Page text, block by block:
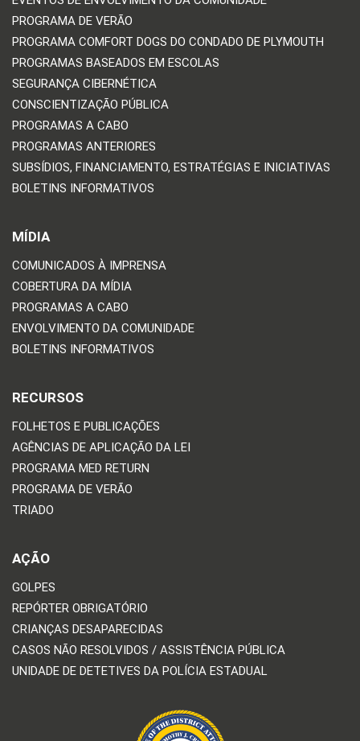
PROGRAMA DE VERÃO
PROGRAMA COMFORT DOGS DO CONDADO DE PLYMOUTH
PROGRAMAS BASEADOS EM ESCOLAS
SEGURANÇA CIBERNÉTICA
CONSCIENTIZAÇÃO PÚBLICA
PROGRAMAS A CABO
PROGRAMAS ANTERIORES
SUBSÍDIOS, FINANCIAMENTO, ESTRATÉGIAS E INICIATIVAS
BOLETINS INFORMATIVOS
MÍDIA
COMUNICADOS À IMPRENSA
COBERTURA DA MÍDIA
PROGRAMAS A CABO
ENVOLVIMENTO DA COMUNIDADE
BOLETINS INFORMATIVOS
RECURSOS
FOLHETOS E PUBLICAÇÕES
AGÊNCIAS DE APLICAÇÃO DA LEI
PROGRAMA MED RETURN
PROGRAMA DE VERÃO
TRIADO
AÇÃO
GOLPES
REPÓRTER OBRIGATÓRIO
CRIANÇAS DESAPARECIDAS
CASOS NÃO RESOLVIDOS / ASSISTÊNCIA PÚBLICA
UNIDADE DE DETETIVES DA POLÍCIA ESTADUAL